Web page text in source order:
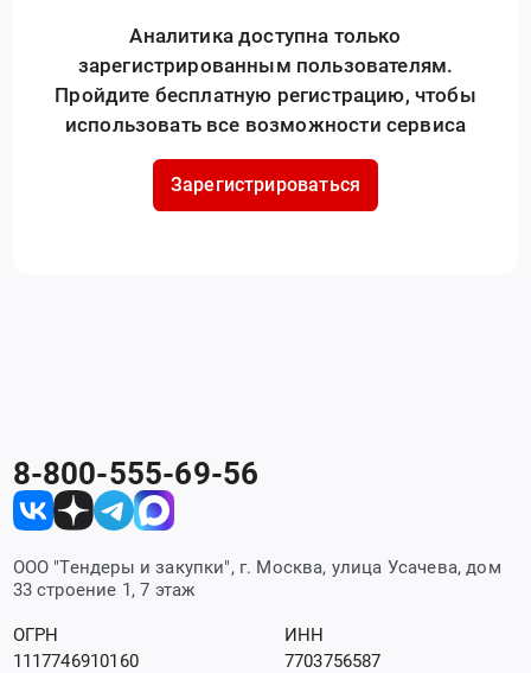
Аналитика доступна только
зарегистрированным пользователям.
Пройдите бесплатную регистрацию, чтобы
использовать все возможности сервиса
Зарегистрироваться
8-800-555-69-56
ООО "Тендеры и закупки", г. Москва, улица Усачева, дом
33 строение 1, 7 этаж
ОГРН
1117746910160
ИНН
7703756587